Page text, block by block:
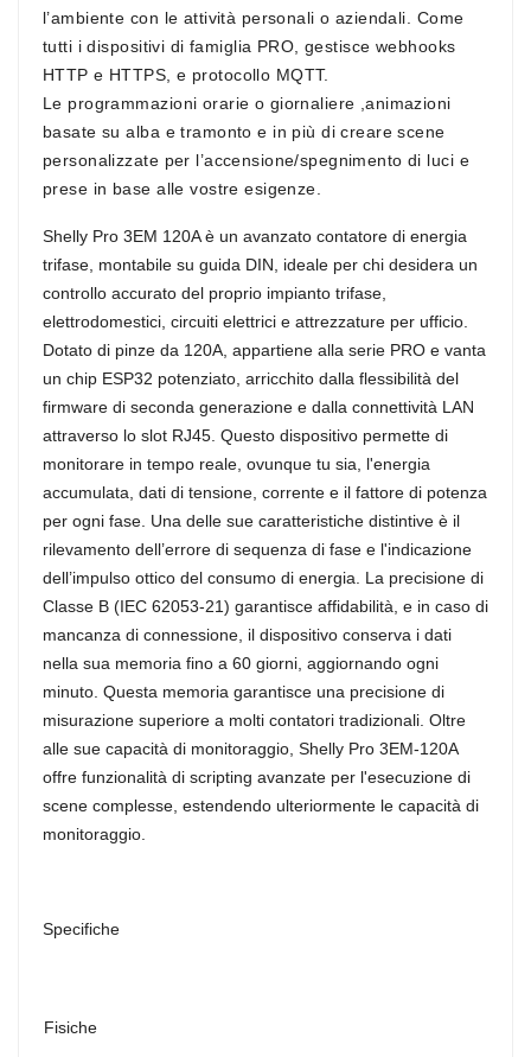
l’ambiente con le attività personali o aziendali. Come
tutti i dispositivi di famiglia PRO, gestisce webhooks
HTTP e HTTPS, e protocollo MQTT.
Le programmazioni orarie o giornaliere ,animazioni
basate su alba e tramonto e in più di creare scene
personalizzate per l’accensione/spegnimento di luci e
prese in base alle vostre esigenze.
Shelly Pro 3EM 120A è un avanzato contatore di energia
trifase, montabile su guida DIN, ideale per chi desidera un
controllo accurato del proprio impianto trifase,
elettrodomestici, circuiti elettrici e attrezzature per ufficio.
Dotato di pinze da 120A , appartiene alla serie PRO e vanta
un chip ESP32 potenziato, arricchito dalla flessibilità del
firmware di seconda generazione e dalla connettività LAN
attraverso lo slot RJ45. Questo dispositivo permette di
monitorare in tempo reale, ovunque tu sia, l'energia
accumulata, dati di tensione, corrente e il fattore di potenza
per ogni fase. Una delle sue caratteristiche distintive è il
rilevamento dell’errore di sequenza di fase e l'indicazione
dell’impulso ottico del consumo di energia. La precisione di
Classe B (IEC 62053-21) garantisce affidabilità, e in caso di
mancanza di connessione, il dispositivo conserva i dati
nella sua memoria fino a 60 giorni, aggiornando ogni
minuto. Questa memoria garantisce una precisione di
misurazione superiore a molti contatori tradizionali. Oltre
alle sue capacità di monitoraggio, Shelly Pro 3EM-120A
offre funzionalità di scripting avanzate per l'esecuzione di
scene complesse, estendendo ulteriormente le capacità di
monitoraggio.
Specifiche
Fisiche